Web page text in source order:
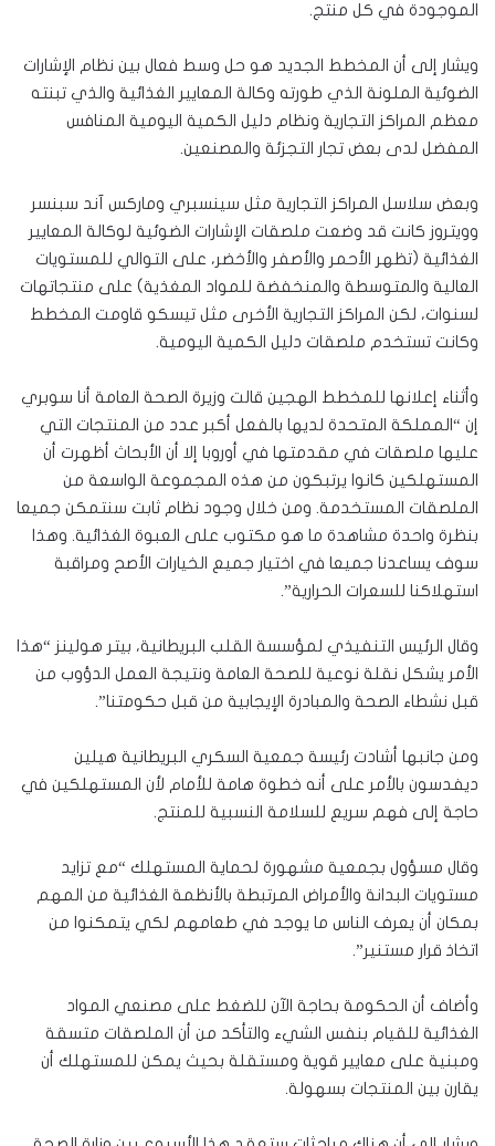
الموجودة في كل منتج.
ويشار إلى أن المخطط الجديد هو حل وسط فعال بين نظام الإشارات
الضوئية الملونة الذي طورته وكالة المعايير الغذائية والذي تبنته
معظم المراكز التجارية ونظام دليل الكمية اليومية المنافس
المفضل لدى بعض تجار التجزئة والمصنعين.
وبعض سلاسل المراكز التجارية مثل سينسبري وماركس آند سبنسر
وويتروز كانت قد وضعت ملصقات الإشارات الضوئية لوكالة المعايير
الغذائية (تظهر الأحمر والأصفر والأخضر، على التوالي للمستويات
العالية والمتوسطة والمنخفضة للمواد المغذية) على منتجاتهات
لسنوات، لكن المراكز التجارية الأخرى مثل تيسكو قاومت المخطط
وكانت تستخدم ملصقات دليل الكمية اليومية.
وأثناء إعلانها للمخطط الهجين قالت وزيرة الصحة العامة أنا سوبري
إن “المملكة المتحدة لديها بالفعل أكبر عدد من المنتجات التي
عليها ملصقات في مقدمتها في أوروبا إلا أن الأبحاث أظهرت أن
المستهلكين كانوا يرتبكون من هذه المجموعة الواسعة من
الملصقات المستخدمة. ومن خلال وجود نظام ثابت سنتمكن جميعا
بنظرة واحدة مشاهدة ما هو مكتوب على العبوة الغذائية. وهذا
سوف يساعدنا جميعا في اختيار جميع الخيارات الأصح ومراقبة
استهلاكنا للسعرات الحرارية”.
وقال الرئيس التنفيذي لمؤسسة القلب البريطانية، بيتر هولينز “هذا
الأمر يشكل نقلة نوعية للصحة العامة ونتيجة العمل الدؤوب من
قبل نشطاء الصحة والمبادرة الإيجابية من قبل حكومتنا”.
ومن جانبها أشادت رئيسة جمعية السكري البريطانية هيلين
ديفدسون بالأمر على أنه خطوة هامة للأمام لأن المستهلكين في
حاجة إلى فهم سريع للسلامة النسبية للمنتج.
وقال مسؤول بجمعية مشهورة لحماية المستهلك “مع تزايد
مستويات البدانة والأمراض المرتبطة بالأنظمة الغذائية من المهم
بمكان أن يعرف الناس ما يوجد في طعامهم لكي يتمكنوا من
اتخاذ قرار مستنير”.
وأضاف أن الحكومة بحاجة الآن للضغط على مصنعي المواد
الغذائية للقيام بنفس الشيء والتأكد من أن الملصقات متسقة
ومبنية على معايير قوية ومستقلة بحيث يمكن للمستهلك أن
يقارن بين المنتجات بسهولة.